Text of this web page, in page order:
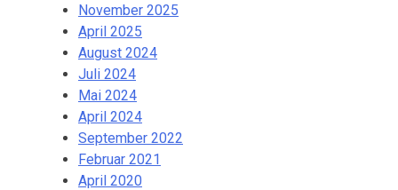
November 2025
April 2025
August 2024
Juli 2024
Mai 2024
April 2024
September 2022
Februar 2021
April 2020